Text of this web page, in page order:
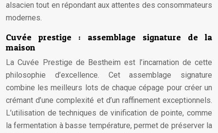
alsacien tout en répondant aux attentes des consommateurs
modernes.
Cuvée prestige : assemblage signature de la
maison
La Cuvée Prestige de Bestheim est l’incarnation de cette
philosophie d’excellence. Cet assemblage signature
combine les meilleurs lots de chaque cépage pour créer un
crémant d’une complexité et d’un raffinement exceptionnels.
L’utilisation de techniques de vinification de pointe, comme
la fermentation à basse température, permet de préserver la